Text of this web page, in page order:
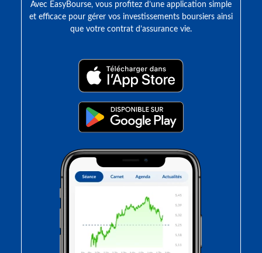
Avec EasyBourse, vous profitez d’une application simple
et efficace pour gérer vos investissements boursiers ainsi
que votre contrat d’assurance vie.